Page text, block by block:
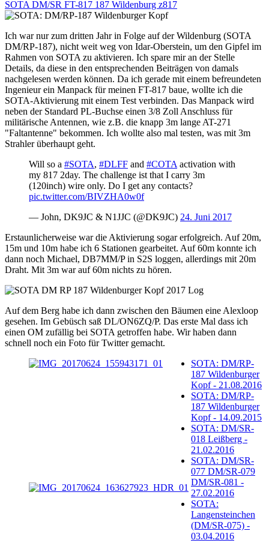
SOTA DM/SR FT-817 187 Wildenburg z817
Ich war nur zum dritten Jahr in Folge auf der Wildenburg (SOTA
DM/RP-187), nicht weit weg von Idar-Oberstein, um den Gipfel im
Rahmen von SOTA zu aktivieren. Ich spare mir an der Stelle
Details, da diese in den entsprechenden Beiträgen von damals
nachgelesen werden können. Da ich gerade mit einem befreundeten
Ingenieur ein Manpack für meinen FT-817 baue, wollte ich die
SOTA-Aktivierung mit einem Test verbinden. Das Manpack wird
neben der Standard PL-Buchse einen 3/8 Zoll Anschluss für
militärische Antennen, wie z.B. die knapp 3m lange AT-271
"Faltantenne" bekommen. Ich wollte also mal testen, was mit 3m
Strahler überhaupt geht.
Will so a #SOTA, #DLFF and #COTA activation with
my 817 2day. The challenge ist that I carry 3m
(120inch) wire only. Do I get any contacts?
pic.twitter.com/BIVZHA0w0f
— John, DK9JC & N1JJC (@DK9JC) 24. Juni 2017
Erstaunlicherweise war die Aktivierung sogar erfolgreich. Auf 20m,
15m und 10m habe ich 6 Stationen gearbeitet. Auf 60m konnte ich
dann noch Michael, DB7MM/P in S2S loggen, allerdings mit 20m
Draht. Mit 3m war auf 60m nichts zu hören.
Auf dem Berg habe ich dann zwischen den Bäumen eine Alexloop
gesehen. Im Gebüsch saß DL/ON6ZQ/P. Das erste Mal dass ich
einen OM zufällig bei SOTA getroffen habe. Wir haben dann
schnell noch ein Foto für Twitter gemacht.
SOTA: DM/RP-
187 Wildenburger
Kopf - 21.08.2016
SOTA: DM/RP-
187 Wildenburger
Kopf - 14.09.2015
SOTA: DM/SR-
018 Leißberg -
21.02.2016
SOTA: DM/SR-
077 DM/SR-079
DM/SR-081 -
27.02.2016
SOTA:
Langensteinchen
(DM/SR-075) -
03.04.2016